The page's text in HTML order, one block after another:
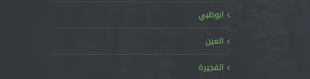
ابوظبي
العين
الفجيرة